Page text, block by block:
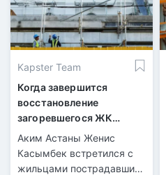
кондоминиумах.
Kapster Team
Когда завершится
восстановление
загоревшегося ЖК
«Rixos Khan Shatyr
Residences» в Астане
Аким Астаны Женис
Касымбек встретился с
жильцами пострадавших